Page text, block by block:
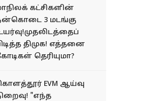
கட்சிகளின்
3 மடங்கு
திமுக! எத்தனை
தெரியுமா?
EVM ஆய்வு
"எந்த